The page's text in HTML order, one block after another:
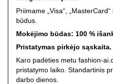
Priimame „Visa“,
būdus.
Mokėjimo būdas: 100 %
Pristatymas pirkėjo sąskaita.
Karo padėties metu fashion-
pristatymo laiko. Standartinis
darbo dienos.